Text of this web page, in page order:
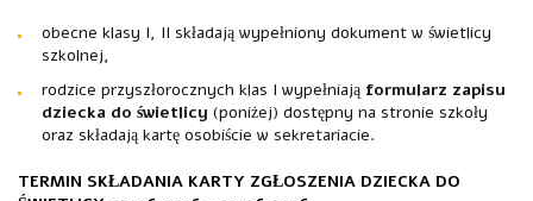
obecne klasy I, II składają wypełniony dokument w świetlicy
szkolnej,
rodzice przyszłorocznych klas I wypełniają formularz zapisu
dziecka do świetlicy (poniżej) dostępny na stronie szkoły
oraz składają kartę osobiście w sekretariacie.
TERMIN SKŁADANIA KARTY ZGŁOSZENIA DZIECKA DO